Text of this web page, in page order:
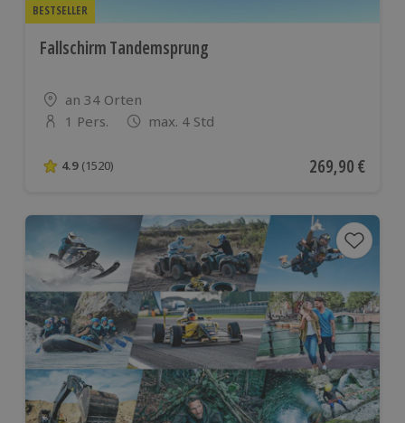
BESTSELLER
Fallschirm Tandemsprung
Standort
an 34 Orten
Anzahl der Teilnehmer
1 Pers. max. 4 Std
4.9 von 5 Sternen basierend auf 1520 Bewertungen
4.9 (1520) Aktueller Preis
269,90 €